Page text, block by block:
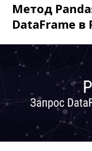
Метод
DataFrame в